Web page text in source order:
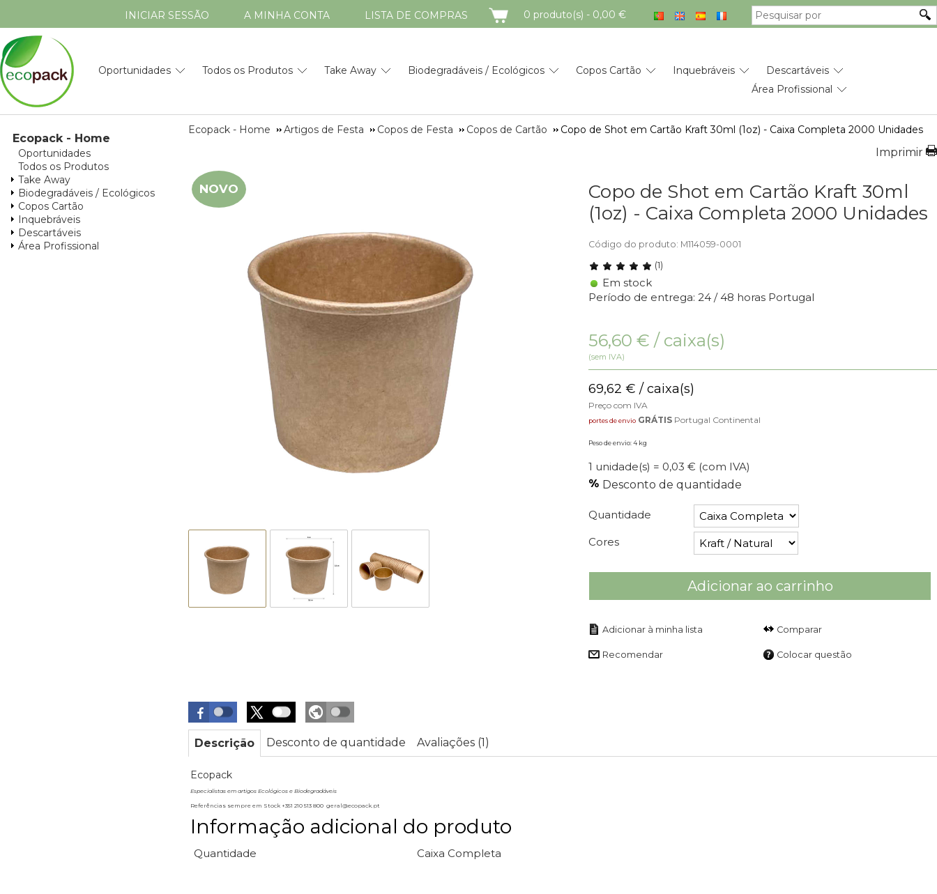
INICIAR SESSÃO A MINHA CONTA LISTA DE COMPRAS CARRINHO
0 produto(s) - 0,00 €
Oportunidades Todos os Produtos Take Away Biodegradáveis / Ecológicos Copos Cartão Inquebráveis
Descartáveis
Área Profissional
Ecopack - Home
Oportunidades
Todos os Produtos
Take Away
Biodegradáveis / Ecológicos
Copos Cartão
Inquebráveis
Descartáveis
Área Profissional
Ecopack - Home Artigos de Festa Copos de Festa Copos de Cartão Copo de Shot em Cartão Kraft 30ml (1oz) - Caixa Completa 2000 Unidades
Imprimir
NOVO
Copo de Shot em Cartão Kraft 30ml
(1oz) - Caixa Completa 2000 Unidades
Código do produto: M114059-0001
(1)
Em stock
Período de entrega: 24 / 48 horas Portugal
56,60 € / caixa(s)
(sem IVA)
69,62 € / caixa(s)
Preço com IVA
portes de envio GRÁTIS Portugal Continental
Peso de envio: 4 kg
1 unidade(s) = 0,03 € (com IVA)
Desconto de quantidade
Quantidade
Cores
Adicionar ao carrinho
Comparar
Recomendar Colocar questão
Descrição Desconto de quantidade Avaliações (1)
Ecopack
Especialistas em artigos Ecológicos e Biodegradáveis
Referências sempre em Stock +351 210 513 800 geral@ecopack.pt
Informação adicional do produto
Quantidade Caixa Completa